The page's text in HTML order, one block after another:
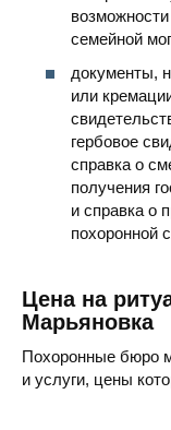
семейной
документы,
или
гербовое
справка о
получения
и справка о
похоронной
Цена на
Марьяновка
Похоронные бюро
и услуги, цены